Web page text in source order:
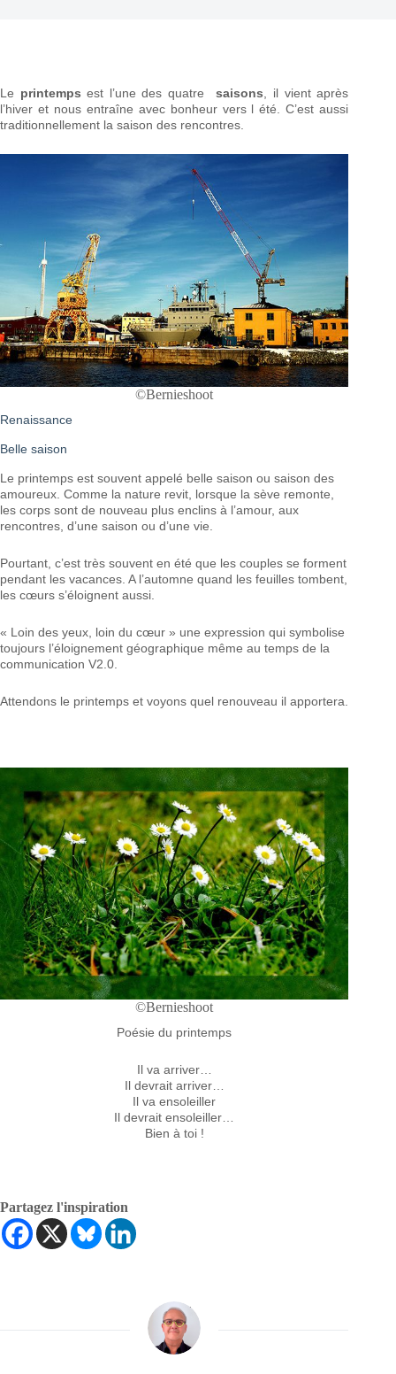
Le printemps est l’une des quatresaisons , il vient après
l’hiver et nous entraîne avec bonheur vers l été. C’est aussi
traditionnellement la saison des rencontres.
©Bernieshoot
Renaissance
Belle saison
Le printemps est souvent appelé belle saison ou saison des
amoureux. Comme la nature revit, lorsque la sève remonte,
les corps sont de nouveau plus enclins à l’amour, aux
rencontres, d’une saison ou d’une vie.
Pourtant, c’est très souvent en été que les couples se forment
pendant les vacances. A l’automne quand les feuilles tombent,
les cœurs s’éloignent aussi.
« Loin des yeux, loin du cœur » une expression qui symbolise
toujours l’éloignement géographique même au temps de la
communication V2.0.
Attendons le printemps et voyons quel renouveau il apportera.
©Bernieshoot
Poésie du printemps
Il va arriver…
Il devrait arriver…
Il va ensoleiller
Il devrait ensoleiller…
Bien à toi !
Partagez l'inspiration